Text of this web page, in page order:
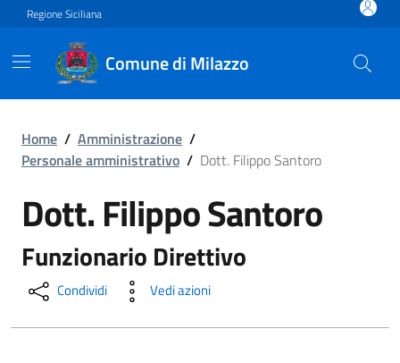
Vai ai contenuti
Vai al footer
Regione Siciliana
Comune di Milazzo
Dott. Filippo Santoro
Home / Amministrazione /
Personale amministrativo / Dott. Filippo Santoro
Dott. Filippo Santoro
Funzionario Direttivo
Condividi Vedi azioni